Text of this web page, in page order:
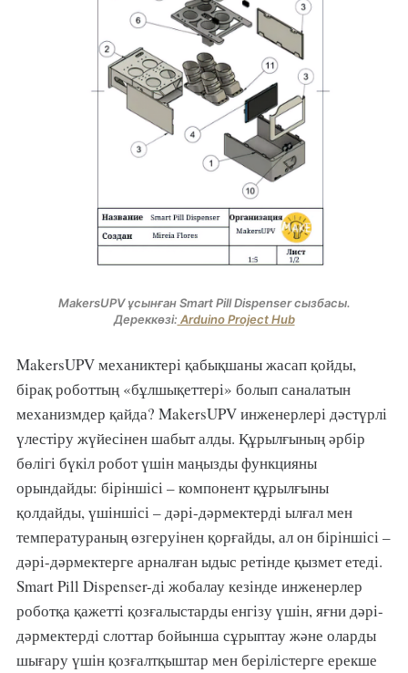
MakersUPV ұсынған Smart Pill Dispenser сызбасы.
Дереккөзі: Arduino Project Hub
MakersUPV механиктері қабықшаны жасап қойды,
бірақ роботтың «бұлшықеттері» болып саналатын
механизмдер қайда? MakersUPV инженерлері дәстүрлі
үлестіру жүйесінен шабыт алды. Құрылғының әрбір
бөлігі бүкіл робот үшін маңызды функцияны
орындайды: біріншісі – компонент құрылғыны
қолдайды, үшіншісі – дәрі-дәрмектерді ылғал мен
температураның өзгеруінен қорғайды, ал он біріншісі –
дәрі-дәрмектерге арналған ыдыс ретінде қызмет етеді.
Smart Pill Dispenser-ді жобалау кезінде инженерлер
роботқа қажетті қозғалыстарды енгізу үшін, яғни дәрі-
дәрмектерді слоттар бойынша сұрыптау және оларды
шығару үшін қозғалтқыштар мен берілістерге ерекше